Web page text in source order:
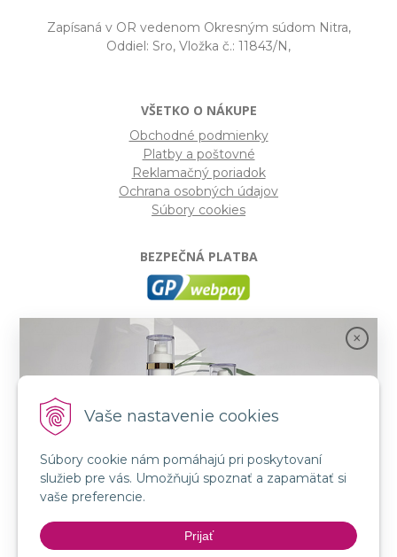
Vaše nastavenie cookies
Súbory cookie nám pomáhajú pri poskytovaní
služieb pre vás. Umožňujú spoznať a zapamätať si
vaše preferencie.
Prijať
Zapísaná v OR vedenom Okresným súdom Nitra,
Oddiel: Sro, Vložka č.: 11843/N,
VŠETKO O NÁKUPE
Obchodné podmienky
Platby a poštovné
Reklamačný poriadok
Ochrana osobných údajov
Súbory cookies
BEZPEČNÁ PLATBA
- Moderný a bezpečný systém pre platby
kartou na internete. Je jedným z najpoužívanejších
platobných brán na slovenských e-shopoch. Spĺňa
SLEDUJTE NÁS
FB: LORIN všetko pre krásu
YouTube: LORIN všetko pre krásu
Spojenie prírody a vedy s novou kozmetikou